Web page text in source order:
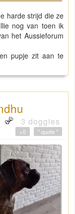
harde strijd die ze
nog van toen ik
het Aussieforum
pupje zit aan te
3 doggies
" quote "
+0